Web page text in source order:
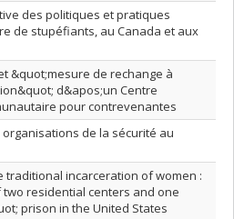
des politiques et pratiques
de stupéfiants, au Canada et aux
&quot;mesure de rechange à
d&apos;un Centre
pour contrevenantes
de la sécurité au
traditional incarceration of women :
residential centers and one
prison in the United States